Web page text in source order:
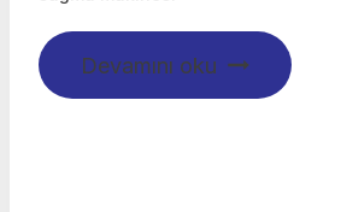
Devamını oku